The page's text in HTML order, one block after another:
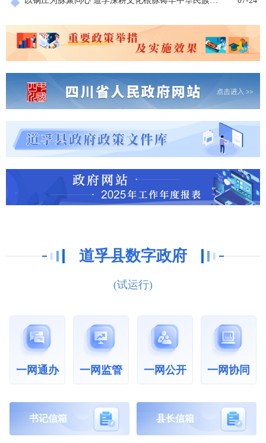
道孚县数字政府
(试运行)
一网通办 一网监管 一网公开 一网协同
书记信箱 县长信箱